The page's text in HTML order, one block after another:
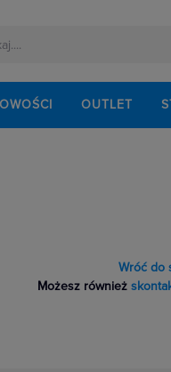
OUTLET
Wróć do
Możesz również